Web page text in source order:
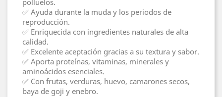
polluelos.
✅ Ayuda durante la muda y los periodos de
reproducción.
✅ Enriquecida con ingredientes naturales de alta
calidad.
✅ Excelente aceptación gracias a su textura y sabor.
✅ Aporta proteínas, vitaminas, minerales y
aminoácidos esenciales.
✅ Con frutas, verduras, huevo, camarones secos,
baya de goji y enebro.